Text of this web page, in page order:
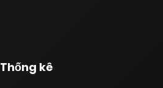
Thống kê